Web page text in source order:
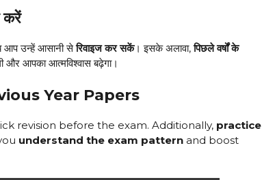
करें
आप उन्हें आसानी सेरिवाइज कर सकें। इसके अलावा,पिछले वर्षों के
और आपका आत्मविश्वास बढ़ेगा।
Year Papers
revision before the exam. Additionally, practice
understand the exam pattern and boost